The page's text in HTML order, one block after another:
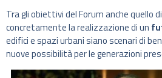
Tra gli obiettivi del Forum anche quello
concretamente la realizzazione di un
edifici e spazi urbani siano scenari di
nuove possibilità per le generazioni